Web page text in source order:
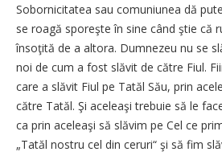
Sobornicitatea sau comuniunea dă
se roagă sporeşte în sine când ştie că
însoţită de a altora. Dumnezeu nu se
noi de cum a fost slăvit de către Fiul.
care a slăvit Fiul pe Tatăl Său, prin
către Tatăl. Şi aceleaşi trebuie să le
ca prin aceleaşi să slăvim pe Cel ce
„Tatăl nostru cel din ceruri“ şi să fim